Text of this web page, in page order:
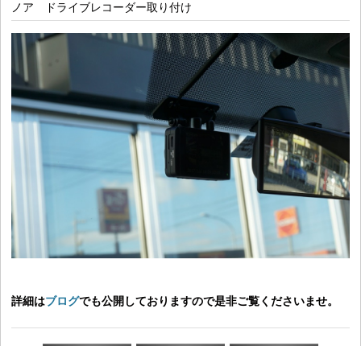
ノア ドライブレコーダー取り付け
詳細はブログでも公開しておりますので是非ご覧くださいませ。